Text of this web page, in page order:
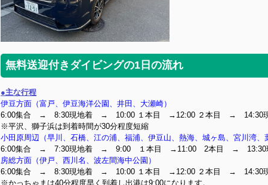
無料送迎付きダイビングの1日の流れ
●主な行程
伊豆方面（富戸、伊豆海洋公園、井田、大瀬崎）
6:00集合 → 8:30現地着 → 10:00 １本目 →12:00 ２本目 → 14:30
※平沢、獅子浜は到着時間が30分程度短縮
小田原周辺（早川、石橋、江の浦、福浦、伊豆山、熱海、城ヶ島、宮川湾、
6:00集合 → 7:30現地着 → 9:00 １本目 →11:00 2本目 → 13:30
房総方面（伊戸、西川名、波左間海中公園）
6:00集合 → 8:30現地着 → 10:00 １本目 →12:00 ２本目 → 14:30
※かっちゃまは40分程度早く到着し出港は9:00になります。